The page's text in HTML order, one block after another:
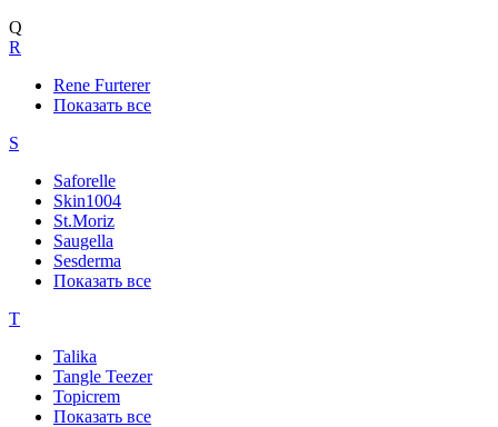
Q
R
Rene Furterer
Показать все
S
Saforelle
Skin1004
St.Moriz
Saugella
Sesderma
Показать все
T
Talika
Tangle Teezer
Topicrem
Показать все